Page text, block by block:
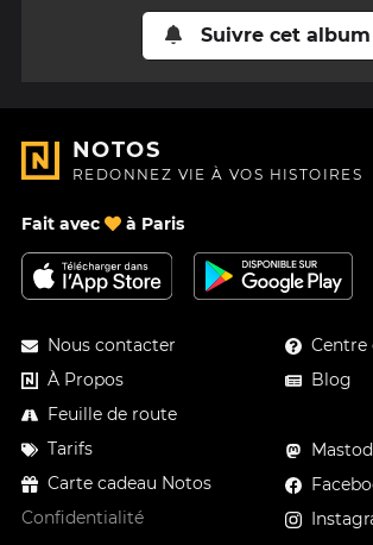
Suivre cet album
NOTOS
REDONNEZ VIE À VOS HISTOIRES
Fait avec à Paris
Nous contacter
À Propos
Feuille de route
Tarifs
Carte cadeau Notos
Confidentialité
Centre
Blog